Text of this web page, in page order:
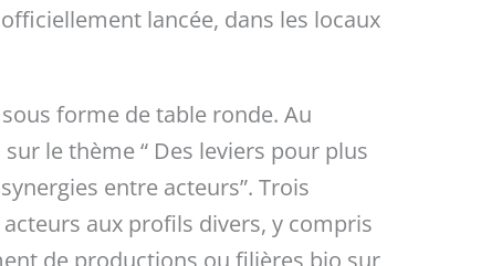
lancée, dans les locaux
forme de table ronde. Au
le thème “ Des leviers pour plus
entre acteurs”. Trois
aux profils divers, y compris
de productions ou filières bio sur